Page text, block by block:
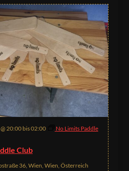
Club
20:00bis02:00
No Limits Paddle
36, Wien, Wien, Österreich